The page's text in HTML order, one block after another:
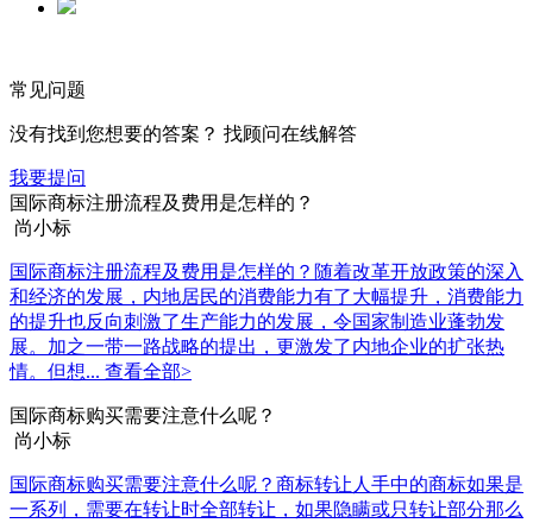
常见问题
没有找到您想要的答案？ 找顾问在线解答
我要提问
国际商标注册流程及费用是怎样的？
尚小标
国际商标注册流程及费用是怎样的？随着改革开放政策的深入
和经济的发展，内地居民的消费能力有了大幅提升，消费能力
的提升也反向刺激了生产能力的发展，令国家制造业蓬勃发
展。加之一带一路战略的提出，更激发了内地企业的扩张热
情。但想... 查看全部>
国际商标购买需要注意什么呢？
尚小标
国际商标购买需要注意什么呢？商标转让人手中的商标如果是
一系列，需要在转让时全部转让，如果隐瞒或只转让部分那么